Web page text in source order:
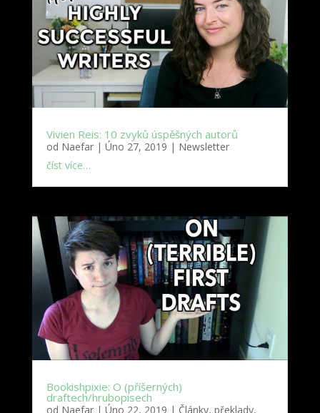
Vivien Reis: 10 zvyků úspěšných autorů
od Naefar| Úno 27, 2019 | Newsletter
číst více…
Bookishpixie: O (příšerných)
draftech/hrubopisech
od Naefar| Úno 22, 2019 | Články, překlady,